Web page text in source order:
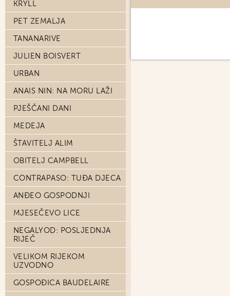
KRYLL
PET ZEMALJA
TANANARIVE
JULIEN BOISVERT
URBAN
ANAIS NIN: NA MORU LAŽI
PJEŠČANI DANI
MEDEJA
ŠTAVITELJ ALIM
OBITELJ CAMPBELL
CONTRAPASO: TUĐA DJECA
ANĐEO GOSPODNJI
MJESEČEVO LICE
NEGALYOD: POSLJEDNJA
RIJEČ
VELIKOM RIJEKOM
UZVODNO
GOSPOĐICA BAUDELAIRE